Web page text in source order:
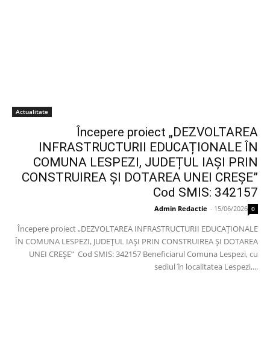
Actualitate
Începere proiect „DEZVOLTAREA
INFRASTRUCTURII EDUCAȚIONALE ÎN
COMUNA LESPEZI, JUDEȚUL IAȘI PRIN
CONSTRUIREA ȘI DOTAREA UNEI CREȘE”
Cod SMIS: 342157
Admin Redactie - 15/06/2026 0
Începere proiect „DEZVOLTAREA INFRASTRUCTURII EDUCAȚIONALE
ÎN COMUNA LESPEZI, JUDEȚUL IAȘI PRIN CONSTRUIREA ȘI DOTAREA
UNEI CREȘE” Cod SMIS: 342157 Beneficiarul Comuna Lespezi, cu
sediul în localitatea Lespezi,...